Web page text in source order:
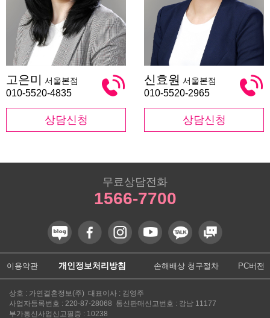
은
미
고은미 서울본점
010-5520-4835
상담신청
효
원
신효원 서울본점
010-5520-2965
상담신청
무료상담전화
1566-7700
이용약관 개인정보처리방침 손해배상 청구절차 PC버전
상호 : 가연결혼정보(주) 대표이사 : 김영주
사업자등록번호 : 220-87-28068 통신판매신고번호 : 강남 11177
부가통신사업신고필증 : 10238